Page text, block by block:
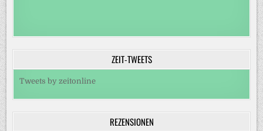
ZEIT-TWEETS
Tweets by zeitonline
REZENSIONEN